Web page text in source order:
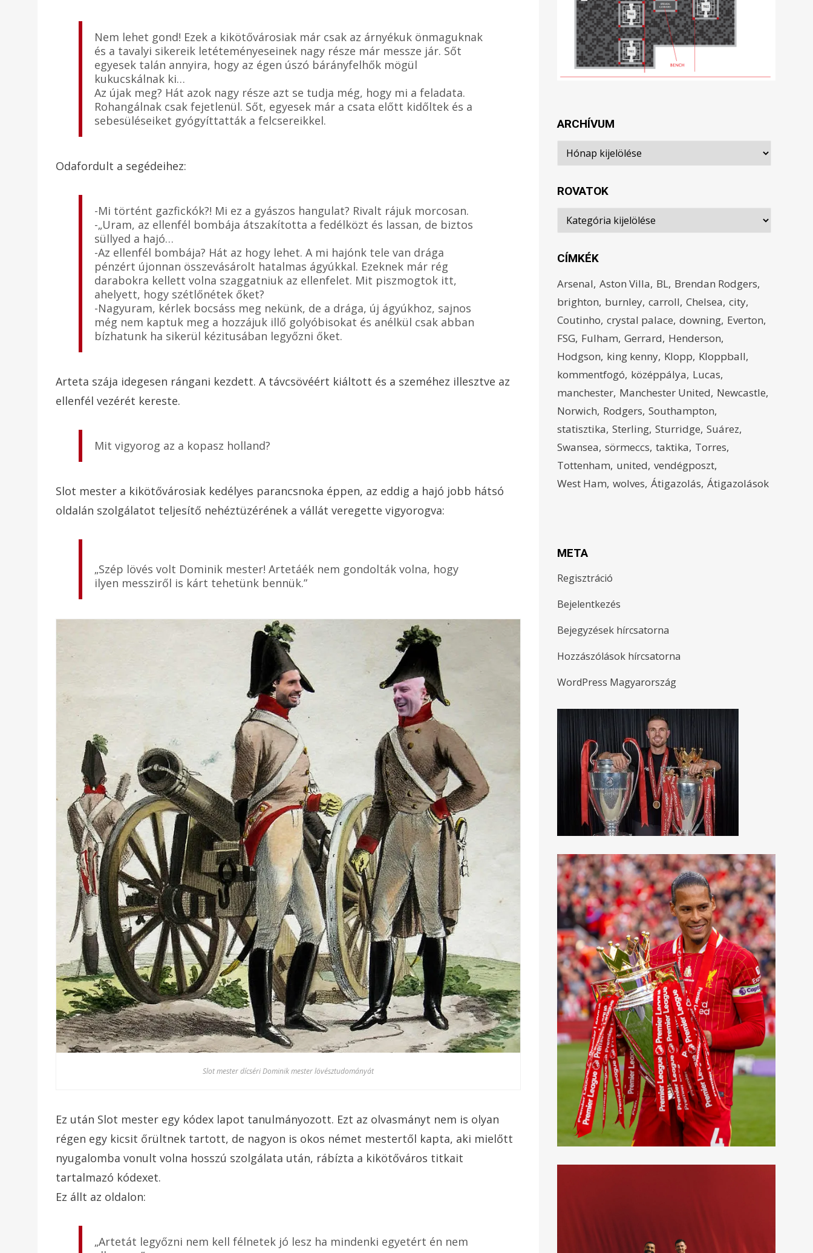
Nem lehet gond! Ezek a kikötővárosiak már csak az árnyékuk önmaguknak
és a tavalyi sikereik letéteményeseinek nagy része már messze jár. Sőt
egyesek talán annyira, hogy az égen úszó bárányfelhők mögül
kukucskálnak ki…
Az újak meg? Hát azok nagy része azt se tudja még, hogy mi a feladata.
Rohangálnak csak fejetlenül. Sőt, egyesek már a csata előtt kidőltek és a
sebesüléseiket gyógyíttatták a felcsereikkel.
Odafordult a segédeihez:
-Mi történt gazfickók?! Mi ez a gyászos hangulat? Rivalt rájuk morcosan.
-„Uram, az ellenfél bombája átszakította a fedélközt és lassan, de biztos
süllyed a hajó…
-Az ellenfél bombája? Hát az hogy lehet. A mi hajónk tele van drága
pénzért újonnan összevásárolt hatalmas ágyúkkal. Ezeknek már rég
darabokra kellett volna szaggatniuk az ellenfelet. Mit piszmogtok itt,
ahelyett, hogy szétlőnétek őket?
-Nagyuram, kérlek bocsáss meg nekünk, de a drága, új ágyúkhoz, sajnos
még nem kaptuk meg a hozzájuk illő golyóbisokat és anélkül csak abban
bízhatunk ha sikerül kézitusában legyőzni őket.
Arteta szája idegesen rángani kezdett. A távcsövéért kiáltott és a szeméhez illesztve az
ellenfél vezérét kereste.
Mit vigyorog az a kopasz holland?
Slot mester a kikötővárosiak kedélyes parancsnoka éppen, az eddig a hajó jobb hátsó
oldalán szolgálatot teljesítő nehéztüzérének a vállát veregette vigyorogva:
„Szép lövés volt Dominik mester! Artetáék nem gondolták volna, hogy
ilyen messziről is kárt tehetünk bennük.”
Slot mester dícséri Dominik mester lövésztudományát
Ez után Slot mester egy kódex lapot tanulmányozott. Ezt az olvasmányt nem is olyan
régen egy kicsit őrültnek tartott, de nagyon is okos német mestertől kapta, aki mielőtt
nyugalomba vonult volna hosszú szolgálata után, rábízta a kikötőváros titkait
tartalmazó kódexet.
Ez állt az oldalon:
„Artetát legyőzni nem kell félnetek jó lesz ha mindenki egyetért én nem
ARCHÍVUM
Archívum
ROVATOK
Rovatok
CÍMKÉK
Arsenal Aston Villa BL Brendan Rodgers
brighton burnley carroll Chelsea city
Coutinho crystal palace downing Everton
FSG Fulham Gerrard Henderson
Hodgson king kenny Klopp Kloppball
kommentfogó középpálya Lucas
manchester Manchester United Newcastle
Norwich Rodgers Southampton
statisztika Sterling Sturridge Suárez
Swansea sörmeccs taktika Torres
Tottenham united vendégposzt
West Ham wolves Átigazolás Átigazolások
META
Regisztráció
Bejelentkezés
Bejegyzések hírcsatorna
Hozzászólások hírcsatorna
WordPress Magyarország